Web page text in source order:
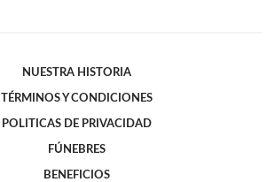
NUESTRA HISTORIA
TÉRMINOS Y CONDICIONES
POLITICAS DE PRIVACIDAD
FÚNEBRES
BENEFICIOS